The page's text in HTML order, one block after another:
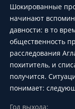
Шокированные
начинают
давности: в то
общественность
расследования
похититель, и
получится.
понимает:
Год выхода: